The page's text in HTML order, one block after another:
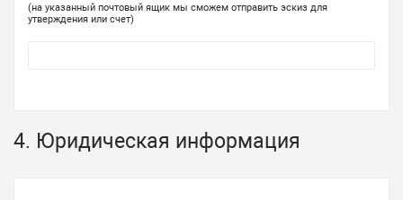
(на указанный почтовый ящик мы сможем отправить эскиз для
утверждения или счет)
4. Юридическая информация